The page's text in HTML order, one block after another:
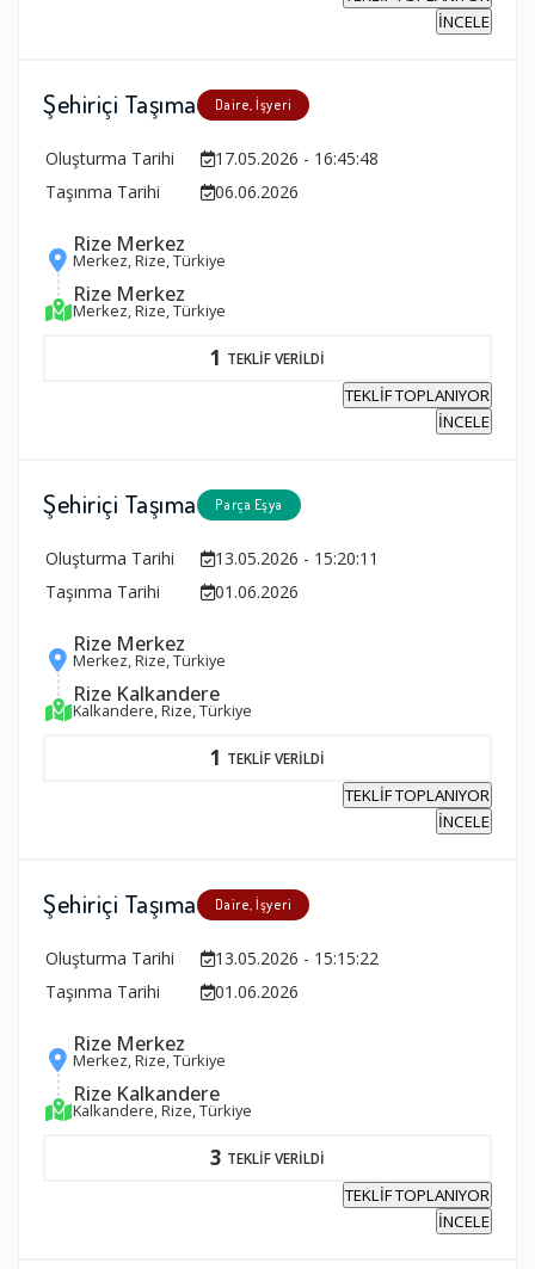
İNCELE
Şehiriçi Taşıma Daire, İşyeri
Oluşturma Tarihi
17.05.2026 - 16:45:48
Taşınma Tarihi
06.06.2026
Rize Merkez
Merkez, Rize, Türkiye
Rize Merkez
Merkez, Rize, Türkiye
1 TEKLİF VERİLDİ
TEKLİF TOPLANIYOR
İNCELE
Şehiriçi Taşıma Parça Eşya
Oluşturma Tarihi
13.05.2026 - 15:20:11
Taşınma Tarihi
01.06.2026
Rize Merkez
Merkez, Rize, Türkiye
Rize Kalkandere
Kalkandere, Rize, Türkiye
1 TEKLİF VERİLDİ
TEKLİF TOPLANIYOR
İNCELE
Şehiriçi Taşıma Daire, İşyeri
Oluşturma Tarihi
13.05.2026 - 15:15:22
Taşınma Tarihi
01.06.2026
Rize Merkez
Merkez, Rize, Türkiye
Rize Kalkandere
Kalkandere, Rize, Türkiye
3 TEKLİF VERİLDİ
TEKLİF TOPLANIYOR
İNCELE